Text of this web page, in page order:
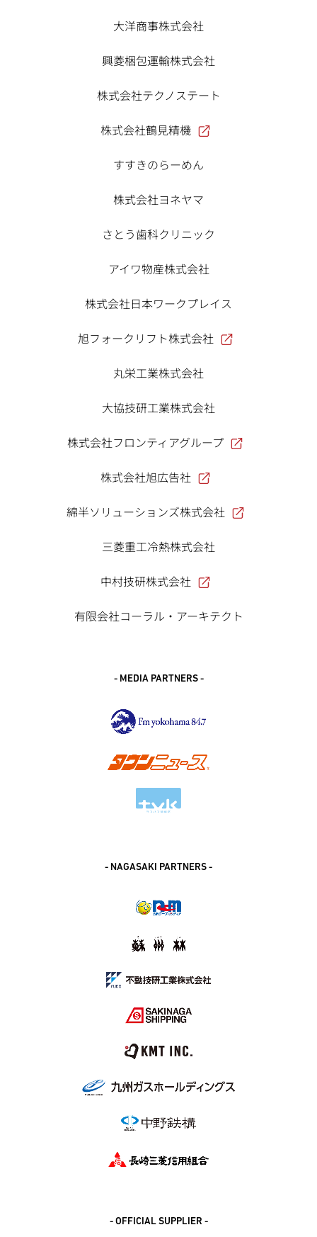
大洋商事株式会社
興菱梱包運輸株式会社
株式会社テクノステート
株式会社鶴見精機
すすきのらーめん
株式会社ヨネヤマ
さとう歯科クリニック
アイワ物産株式会社
株式会社日本ワークプレイス
旭フォークリフト株式会社
丸栄工業株式会社
大協技研工業株式会社
株式会社フロンティアグループ
株式会社旭広告社
綿半ソリューションズ株式会社
三菱重工冷熱株式会社
中村技研株式会社
有限会社コーラル・アーキテクト
- MEDIA PARTNERS -
- NAGASAKI PARTNERS -
- OFFICIAL SUPPLIER -